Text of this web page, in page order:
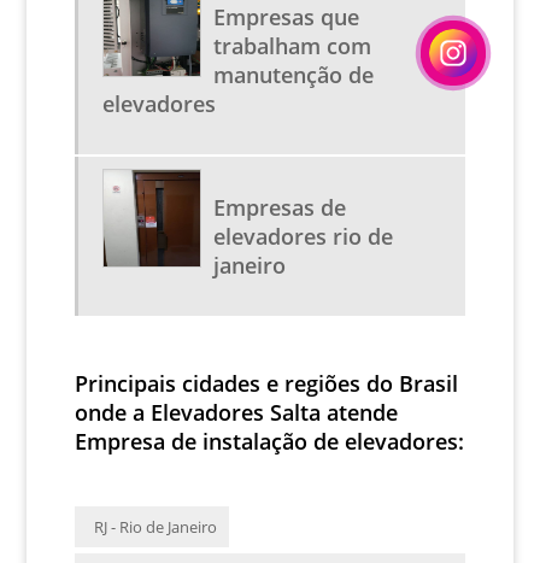
MANUTENÇÃO DE ESCADAS
PREÇO DE MODERNIZAÇÃO DE ELEVADORES
EMPRESAS QUE TRABALHAM COM MANUTENÇÃO DE
CABINA ELEVADOR
INVERSOR DE FREQUENCIA ELEVADORES
INVERSOR ELEVADORES
QUADRO DE COMANDO PARA ELEVADOR
REFORMA CABINE ELEVADOR
Empresas que
trabalham com
manutenção de
elevadores
Empresas de
elevadores rio de
janeiro
Principais cidades e regiões do Brasil
onde a Elevadores Salta atende
Empresa de instalação de elevadores:
RJ - Rio de Janeiro